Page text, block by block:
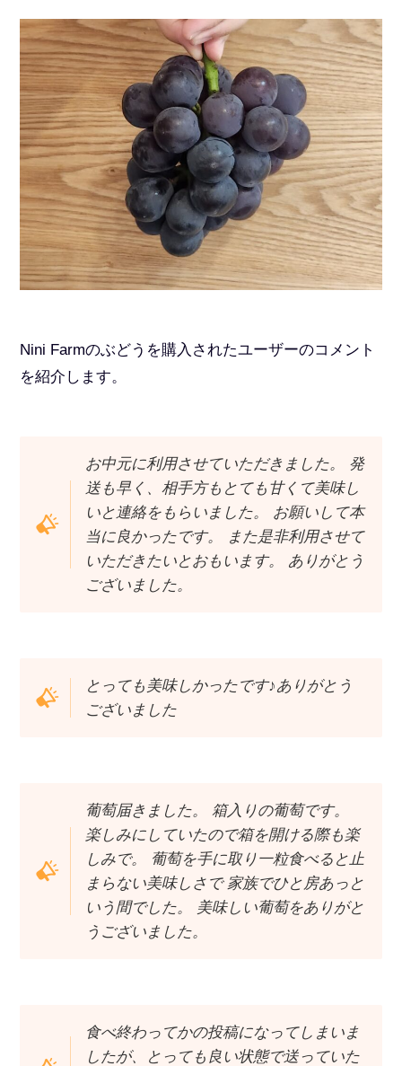
Nini Farmのぶどうを購入されたユーザーのコメント
を紹介します。
お中元に利用させていただきました。 発
送も早く、相手方もとても甘くて美味し
いと連絡をもらいました。 お願いして本
当に良かったです。 また是非利用させて
いただきたいとおもいます。 ありがとう
ございました。
とっても美味しかったです♪ありがとう
ございました
葡萄届きました。 箱入りの葡萄です。
楽しみにしていたので箱を開ける際も楽
しみで。 葡萄を手に取り一粒食べると止
まらない美味しさで 家族でひと房あっと
いう間でした。 美味しい葡萄をありがと
うございました。
食べ終わってかの投稿になってしまいま
したが、とっても良い状態で送っていた